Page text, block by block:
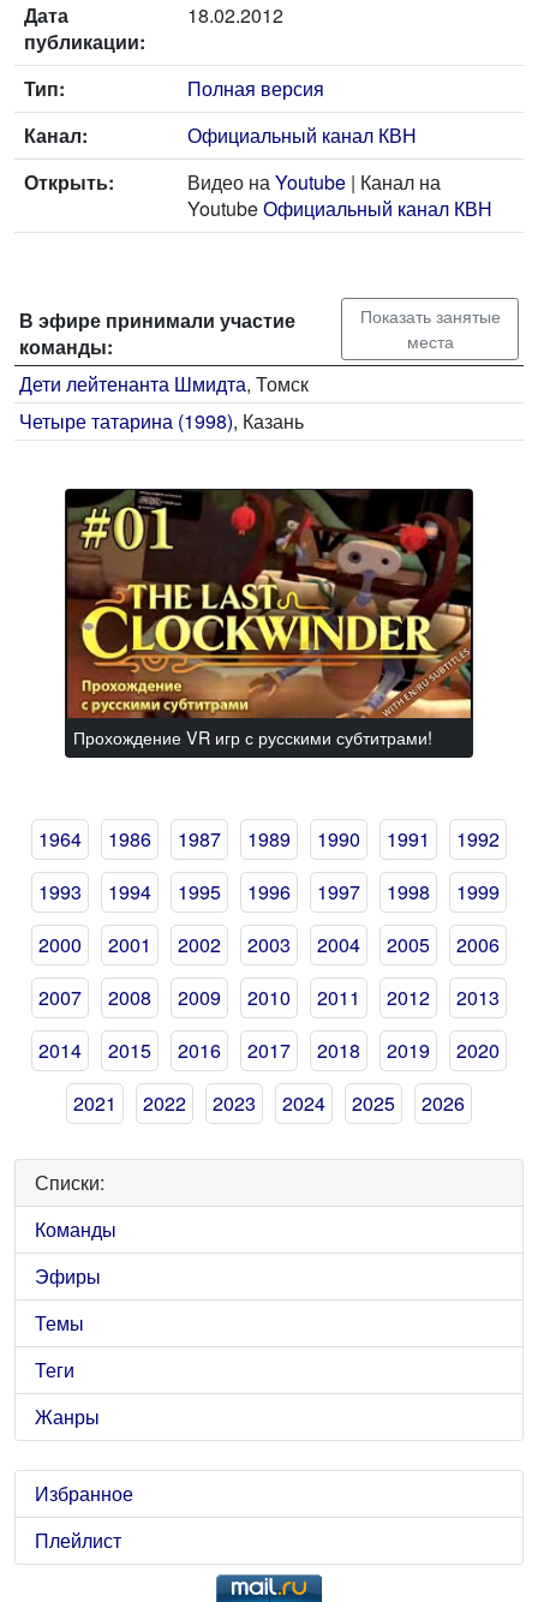
Дата
публикации:
18.02.2012
Тип:
Полная версия
Канал:
Официальный канал КВН
Открыть:
Видео наYoutube | Канал на
YoutubeОфициальный канал КВН
В эфире принимали участие
команды:
Показать занятые
места
Дети лейтенанта Шмидта, Томск
Четыре татарина (1998), Казань
Прохождение VR игр с русскими субтитрами!
1964 1986 1987 1989 1990 1991
1992
1993
1994 1995 1996 1997 1998
1999
2000
2001 2002 2003 2004 2005
2006
2007
2008 2009 2010 2011 2012
2013
2014
2015 2016 2017 2018 2019
2020
2021
2022 2023 2024 2025 2026
Списки:
Команды
Эфиры
Темы
Теги
Жанры
Избранное
Плейлист